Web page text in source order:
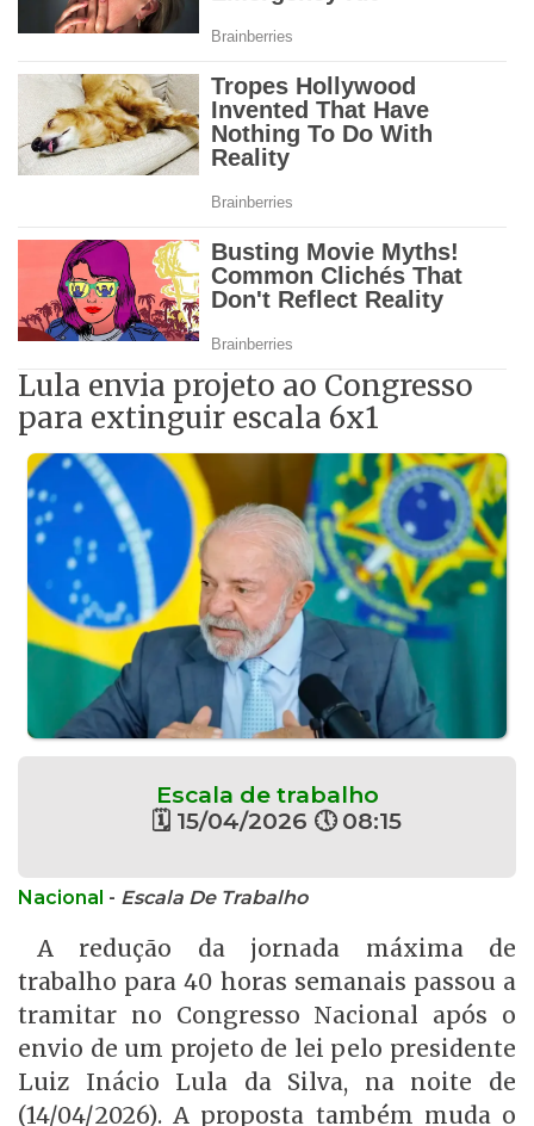
Lula envia projeto ao Congresso
para extinguir escala 6x1
Escala de trabalho
🗓 15/04/2026 🕔 08:15
Nacional - Escala De Trabalho
A redução da jornada máxima de
trabalho para 40 horas semanais passou a
tramitar no Congresso Nacional após o
envio de um projeto de lei pelo presidente
Luiz Inácio Lula da Silva, na noite de
(14/04/2026). A proposta também muda o